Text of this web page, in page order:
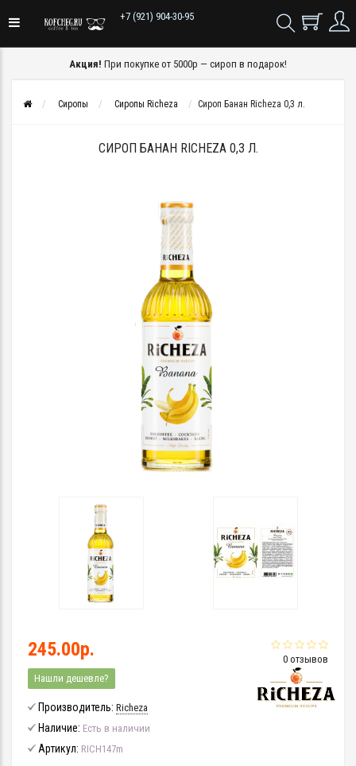
+7 (921) 904-30-95
Акция! При покупке от 5000р — сироп в подарок!
Сиропы Сиропы Richeza Сироп Банан Richeza 0,3 л.
СИРОП БАНАН RICHEZA 0,3 Л.
0 отзывов
245.00р.
Нашли дешевле?
Производитель: Richeza
Наличие: Есть в наличии
Артикул: RICH147m